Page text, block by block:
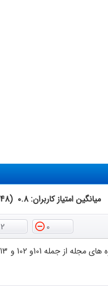
میانگین امتیاز کاربران: 0.8 (48 رای)
0
2